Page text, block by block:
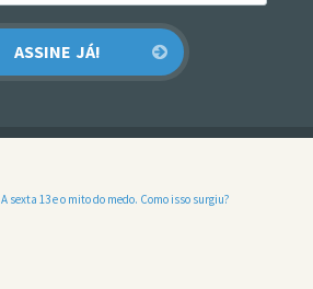
A sexta 13 e o mito do medo. Como isso surgiu?